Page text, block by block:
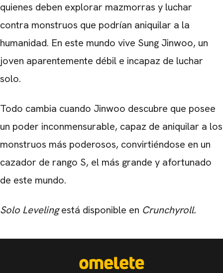
quienes deben explorar mazmorras y luchar
contra monstruos que podrían aniquilar a la
humanidad. En este mundo vive Sung Jinwoo, un
joven aparentemente débil e incapaz de luchar
solo.
Todo cambia cuando Jinwoo descubre que posee
un poder inconmensurable, capaz de aniquilar a los
monstruos más poderosos, convirtiéndose en un
cazador de rango S, el más grande y afortunado
de este mundo.
Solo Levelingestá disponible en Crunchyroll.